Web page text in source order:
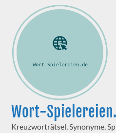
Wort-
Kreuzworträtsel, Synonyme,